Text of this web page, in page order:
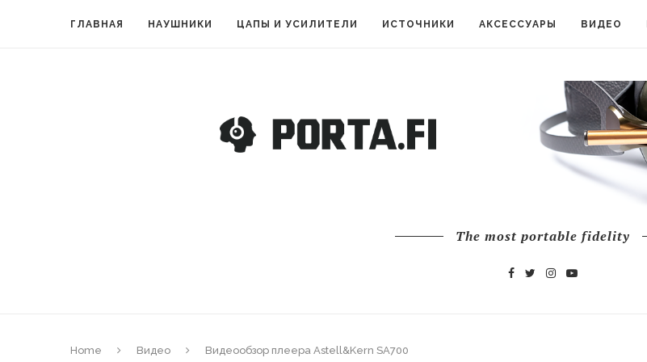
ГЛАВНАЯ НАУШНИКИ ЦАПЫ И УСИЛИТЕЛИ ИСТОЧНИКИ АКСЕССУАРЫ ВИДЕО
The most portable fidelity
Home Видео Видеообзор плеера Astell&Kern SA700